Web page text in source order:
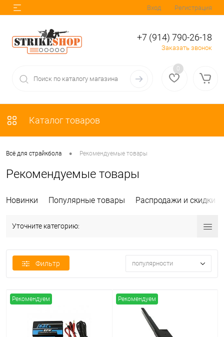
Вход Регистрация
+7 (914) 790-26-18
Заказать звонок
0
Каталог товаров
Всё для страйкбола • Рекомендуемые товары
Рекомендуемые товары
Новинки Популярные товары Распродажи и скидки
Уточните категорию:
Фильтр популярности
Рекомендуем Рекомендуем